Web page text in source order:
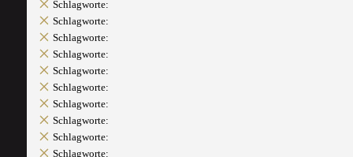
Schlagworte:
Schlagworte:
Schlagworte:
Schlagworte:
Schlagworte:
Schlagworte:
Schlagworte:
Schlagworte:
Schlagworte:
Schlagworte: